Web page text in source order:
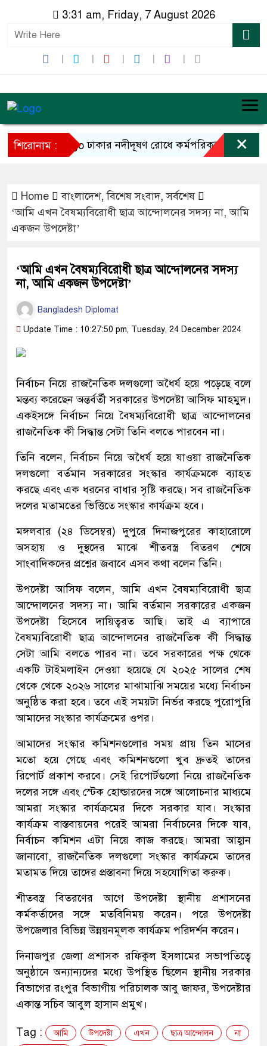
3:31 am, Friday, 7 August 2026
শিরোনাম : ঢাকার নদীদূষণ রোধে কর্মপরিকল্পনা তৈরির×
Home বাংলাদেশ,বিশেষ সংবাদ,সর্বশেষ
‘আমি এখন বৈষম্যবিরোধী ছাত্র আন্দোলনের সদস্য না, আমি
একজন উপদেষ্টা’
‘আমি এখন বৈষম্যবিরোধী ছাত্র আন্দোলনের সদস্য
না, আমি একজন উপদেষ্টা’
Bangladesh Diplomat
Update Time : 10:27:50 pm, Tuesday, 24 December 2024
নির্বাচন নিয়ে রাজনৈতিক দলগুলো অধৈর্য হয়ে পড়েছে বলে
মন্তব্য করেছেন অন্তর্বর্তী সরকারের উপদেষ্টা আসিফ মাহমুদ।
একইসঙ্গে নির্বাচন নিয়ে বৈষম্যবিরোধী ছাত্র আন্দোলনের
রাজনৈতিক কী সিদ্ধান্ত সেটা তিনি বলতে পারবেন না।
তিনি বলেন, নির্বাচন নিয়ে অধৈর্য হয়ে যাওয়া রাজনৈতিক
দলগুলো বর্তমান সরকারের সংস্কার কার্যক্রমকে ব্যাহত
করছে এবং এক ধরনের বাধার সৃষ্টি করছে। সব রাজনৈতিক
দলের মতামতের ভিত্তিতে সংস্কার কার্যক্রম হবে।
মঙ্গলবার (২৪ ডিসেম্বর) দুপুরে দিনাজপুরের কাহারোলে
অসহায় ও দুস্থদের মাঝে শীতবস্ত্র বিতরণ শেষে
সাংবাদিকদের প্রশ্নের জবাবে এসব কথা বলেন তিনি।
উপদেষ্টা আসিফ বলেন, আমি এখন বৈষম্যবিরোধী ছাত্র
আন্দোলনের সদস্য না। আমি বর্তমান সরকারের একজন
উপদেষ্টা হিসেবে দায়িত্বরত আছি। তাই এ ব্যাপারে
বৈষম্যবিরোধী ছাত্র আন্দোলনের রাজনৈতিক কী সিদ্ধান্ত
সেটা আমি বলতে পারব না। তবে সরকারের পক্ষ থেকে
একটি টাইমলাইন দেওয়া হয়েছে যে ২০২৫ সালের শেষ
থেকে থেকে ২০২৬ সালের মাঝামাঝি সময়ের মধ্যে নির্বাচন
অনুষ্ঠিত করা হবে। তবে এই সময়টা নির্ভর করছে পুরোপুরি
আমাদের সংস্কার কার্যক্রমের ওপর।
আমাদের সংস্কার কমিশনগুলোর সময় প্রায় তিন মাসের
মতো হয়ে গেছে এবং কমিশনগুলো খুব দ্রুতই তাদের
রিপোর্ট প্রকাশ করবে। সেই রিপোর্টগুলো নিয়ে রাজনৈতিক
দলের সঙ্গে এবং স্টেক হোল্ডারদের সঙ্গে আলোচনার মাধ্যমে
আমরা সংস্কার কার্যক্রমের দিকে সরকার যাব। সংস্কার
কার্যক্রম বাস্তবায়নের পরেই আমরা নির্বাচনের দিকে যাব,
নির্বাচন কমিশন এটা নিয়ে কাজ করছে। আমরা আহ্বান
জানাবো, রাজনৈতিক দলগুলো সংস্কার কার্যক্রমে তাদের
মতামত দিয়ে তাদের প্রস্তাবনা দিয়ে সহযোগিতা করুক।
শীতবস্ত্র বিতরণের আগে উপদেষ্টা স্থানীয় প্রশাসনের
কর্মকর্তাদের সঙ্গে মতবিনিময় করেন। পরে উপদেষ্টা
উপজেলার বিভিন্ন উন্নয়নমূলক কার্যক্রম পরিদর্শন করেন।
দিনাজপুর জেলা প্রশাসক রফিকুল ইসলামের সভাপতিত্বে
অনুষ্ঠানে অন্যান্যদের মধ্যে উপস্থিত ছিলেন স্থানীয় সরকার
বিভাগের রংপুর বিভাগীয় পরিচালক আবু জাফর, উপদেষ্টার
একান্ত সচিব আবুল হাসান প্রমুখ।
Tag : আমি উপদেষ্টা এখন ছাত্র আন্দোলন
না